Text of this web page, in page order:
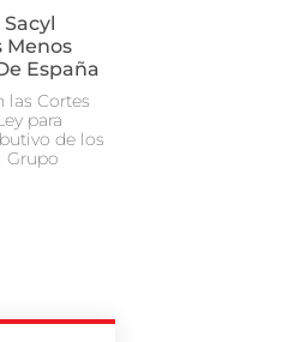
Menos
España
las Cortes
para
de los
Grupo